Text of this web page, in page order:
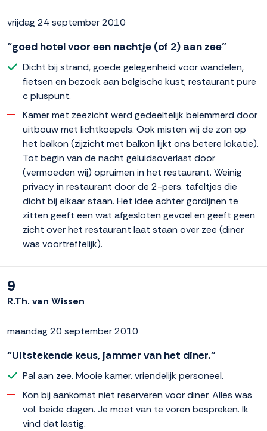
vrijdag 24 september 2010
“goed hotel voor een nachtje (of 2) aan zee”
Dicht bij strand, goede gelegenheid voor wandelen,
fietsen en bezoek aan belgische kust; restaurant pure
c pluspunt.
Kamer met zeezicht werd gedeeltelijk belemmerd door
uitbouw met lichtkoepels. Ook misten wij de zon op
het balkon (zijzicht met balkon lijkt ons betere lokatie).
Tot begin van de nacht geluidsoverlast door
(vermoeden wij) opruimen in het restaurant. Weinig
privacy in restaurant door de 2-pers. tafeltjes die
dicht bij elkaar staan. Het idee achter gordijnen te
zitten geeft een wat afgesloten gevoel en geeft geen
zicht over het restaurant laat staan over zee (diner
was voortreffelijk).
9
R.Th. van Wissen
maandag 20 september 2010
“Uitstekende keus, jammer van het diner.”
Pal aan zee. Mooie kamer. vriendelijk personeel.
Kon bij aankomst niet reserveren voor diner. Alles was
vol. beide dagen. Je moet van te voren bespreken. Ik
vind dat lastig.